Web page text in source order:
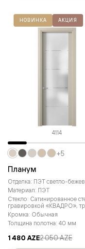
НОВИНКА АКЦИЯ
4114
Планум
Отделка: ПЭТ светло-
Материал: ПЭТ
Стекло: Сатинированное
гравировкой «КВАДРО»,
Кромка: Обычная
Толщина полотна: 40 мм
1 480 AZE2 050 AZE
+5